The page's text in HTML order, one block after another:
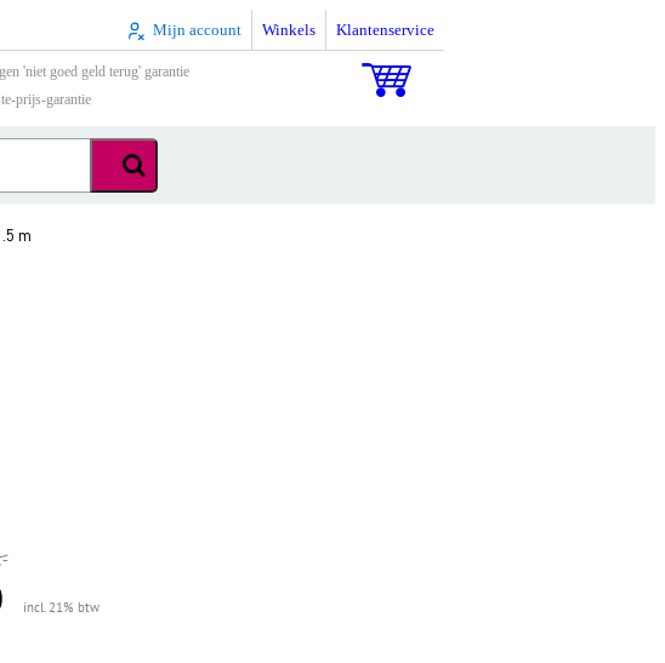
Mijn account Winkels Klantenservice
'niet goed geld terug' garantie
prijs-garantie
m
incl. 21% btw